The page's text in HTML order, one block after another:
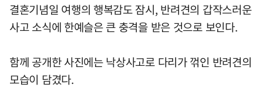
결혼기념일 여행의 행복감도 잠시, 반려견의 갑작스러운
사고 소식에 한예슬은 큰 충격을 받은 것으로 보인다.
함께 공개한 사진에는 낙상사고로 다리가 꺾인 반려견의
모습이 담겼다.